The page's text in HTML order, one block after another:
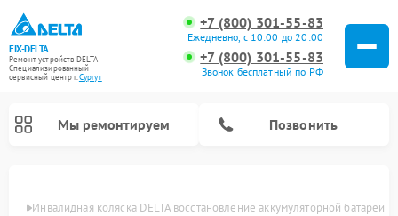
FIX-DELTA
Ремонт устройств DELTA
Специализированный
cервисный центр г.Сургут
+7 (800) 301-55-83
Ежедневно, с 10:00 до 20:00
+7 (800) 301-55-83
Звонок бесплатный по РФ
Мы ремонтируем Позвонить
Инвалидная коляска DELTA восстановление аккумуляторной батареи